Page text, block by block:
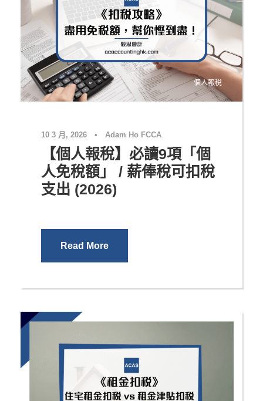
個人報稅
10 3 月, 2026 • Adam Ho FCCA
【個人報稅】必讀9項「個
人免稅額」 / 薪俸稅可扣稅
支出 (2026)
Read More